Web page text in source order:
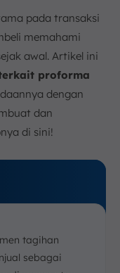
Tanggalpada transaksi
memahami
awal. Artikel ini
proforma
dengan
dan
di sini!
tagihan
sebagai